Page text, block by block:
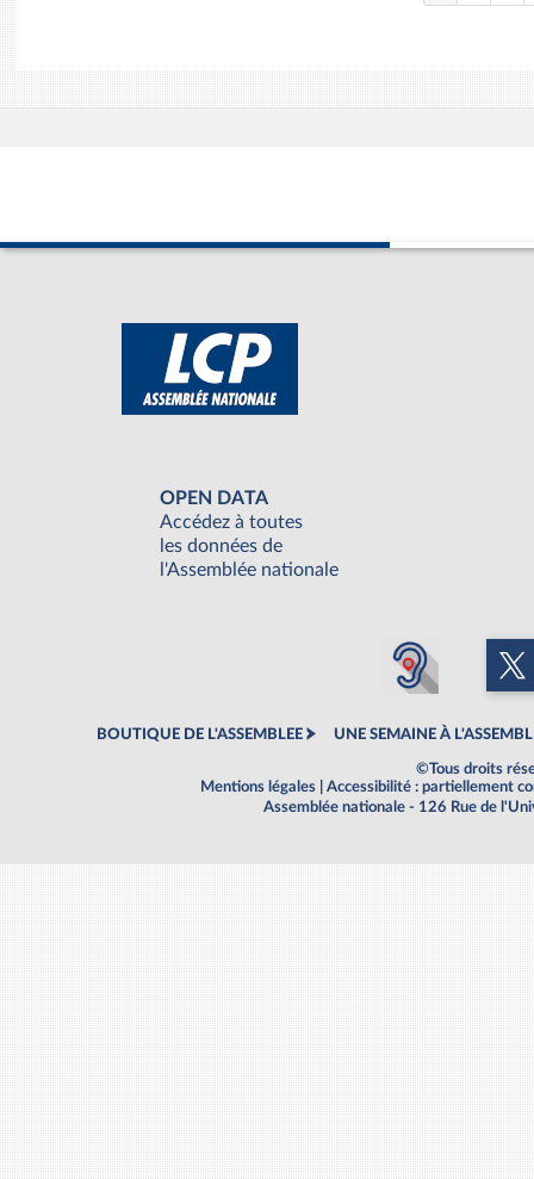
OPEN DATA
Accédez à toutes
les données de
l'Assemblée nationale
BOUTIQUE DE L'ASSEMBLEE UNE SEMAINE À
©Tous droits
Mentions légales
Accessibilité : partiellement
Assemblée nationale - 126 Rue de